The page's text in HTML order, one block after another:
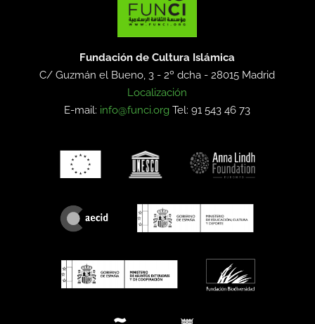
Fundación de Cultura Islámica
C/ Guzmán el Bueno, 3 - 2º dcha -28015 Madrid
Localización
E-mail: info@funci.org Tel: 91 543 46 73